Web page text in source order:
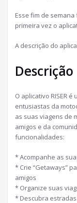
Esse fim de
primeira vez o
A descrição do
Descrição
O aplicativo RISER
entusiastas da
as suas viagens de
amigos e da
funcionalidades:
* Acompanhe as
* Crie “Getaways”
amigos
* Organize suas
* Descubra